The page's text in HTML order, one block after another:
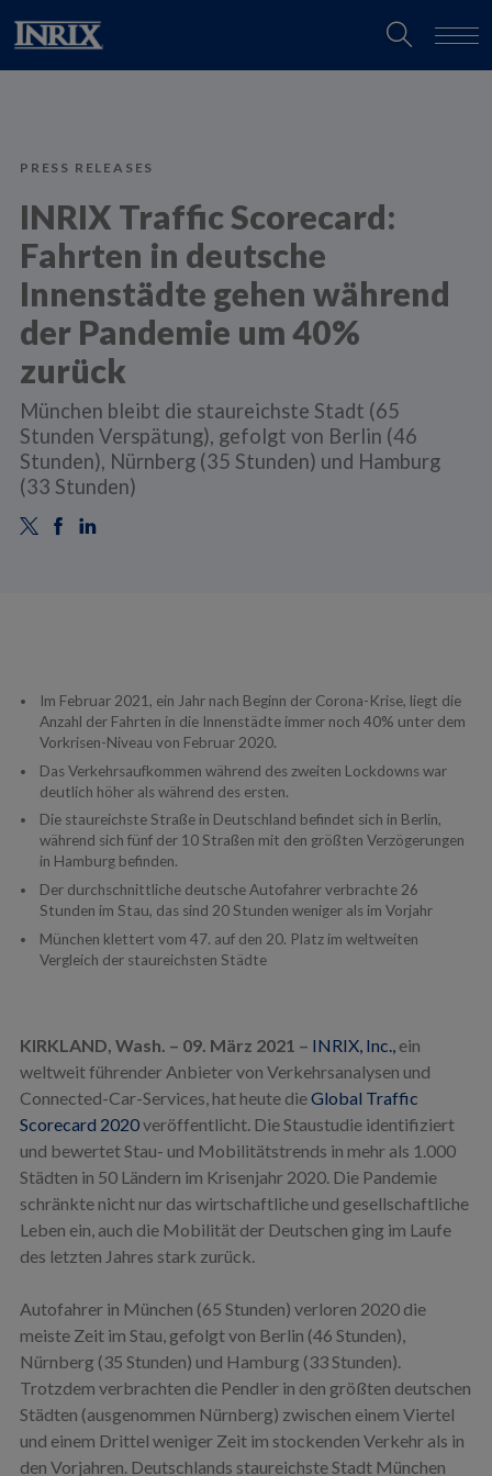
PRESS RELEASES
INRIX Traffic Scorecard:
Fahrten in deutsche
Innenstädte gehen während
der Pandemie um 40%
zurück
München bleibt die staureichste Stadt (65
Stunden Verspätung), gefolgt von Berlin (46
Stunden), Nürnberg (35 Stunden) und Hamburg
(33 Stunden)
Im Februar 2021, ein Jahr nach Beginn der Corona-Krise, liegt die
Anzahl der Fahrten in die Innenstädte immer noch 40% unter dem
Vorkrisen-Niveau von Februar 2020.
Das Verkehrsaufkommen während des zweiten Lockdowns war
deutlich höher als während des ersten.
Die staureichste Straße in Deutschland befindet sich in Berlin,
während sich fünf der 10 Straßen mit den größten Verzögerungen
in Hamburg befinden.
Der durchschnittliche deutsche Autofahrer verbrachte 26
Stunden im Stau, das sind 20 Stunden weniger als im Vorjahr
München klettert vom 47. auf den 20. Platz im weltweiten
Vergleich der staureichsten Städte
KIRKLAND, Wash. – 09. März 2021 – INRIX, Inc.,ein
weltweit führender Anbieter von Verkehrsanalysen und
Connected-Car-Services, hat heute dieGlobal Traffic
Scorecard 2020veröffentlicht. Die Staustudie identifiziert
und bewertet Stau- und Mobilitätstrends in mehr als 1.000
Städten in 50 Ländern im Krisenjahr 2020. Die Pandemie
schränkte nicht nur das wirtschaftliche und gesellschaftliche
Leben ein, auch die Mobilität der Deutschen ging im Laufe
des letzten Jahres stark zurück.
Autofahrer in München (65 Stunden) verloren 2020 die
meiste Zeit im Stau, gefolgt von Berlin (46 Stunden),
Nürnberg (35 Stunden) und Hamburg (33 Stunden).
Trotzdem verbrachten die Pendler in den größten deutschen
Städten (ausgenommen Nürnberg) zwischen einem Viertel
und einem Drittel weniger Zeit im stockenden Verkehr als in
den Vorjahren. Deutschlands staureichste Stadt München